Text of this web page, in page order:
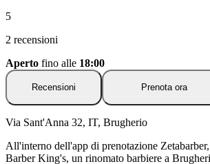
5
2 recensioni
Aperto fino alle 18:00
Recensioni Prenota ora
Via Sant'Anna 32, IT, Brugherio
All'interno dell'app di prenotazione
Barber King's, un rinomato barbiere a